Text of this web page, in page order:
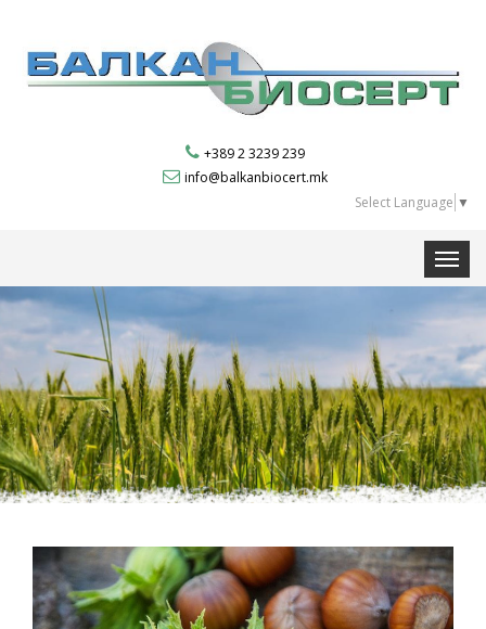
+389 2 3239 239
info@balkanbiocert.mk
Select Language ▼